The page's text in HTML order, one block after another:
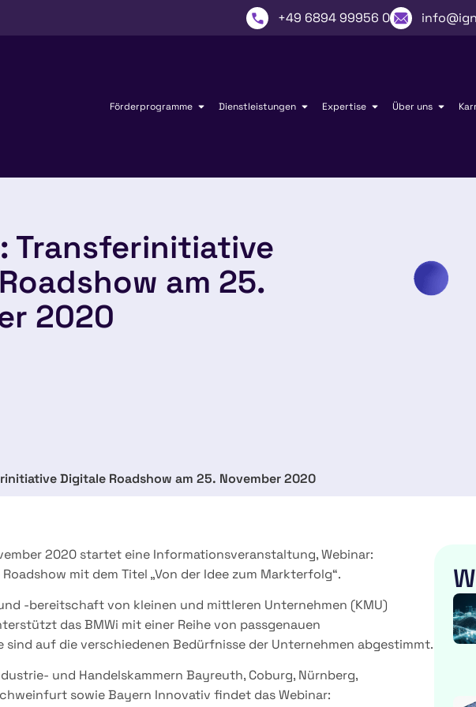
+49 6894 99956 0
Förderprogramme Dienstleistungen Expertise Über uns
Transferinitiative
am 25.
2020
Digitale Roadshow am 25. November 2020
2020 startet eine Informationsveranstaltung, Webinar:
mit dem Titel „Von der Idee zum Markterfolg“.
-bereitschaft von kleinen und mittleren Unternehmen (KMU)
das BMWi mit einer Reihe von passgenauen
sind auf die verschiedenen Bedürfnisse der Unternehmen abgestimmt.
und Handelskammern Bayreuth, Coburg, Nürnberg,
sowie Bayern Innovativ findet das Webinar: